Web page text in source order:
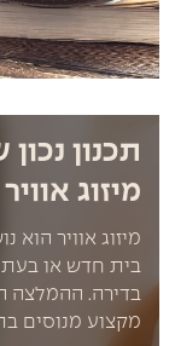
תכנון נכון
מיזוג
מיזוג אוויר הוא
בית חדש או בעת
בדירה. ההמלצה
מקצוע מנוסים